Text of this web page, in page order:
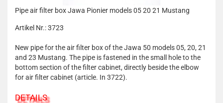
Pipe air filter box Jawa Pionier models 05 20 21 Mustang
Artikel Nr.: 3723
New pipe for the air filter box of the Jawa 50 models 05, 20, 21
and 23 Mustang. The pipe is fastened in the small hole to the
bottom section of the filter cabinet, directly beside the elbow
for air filter cabinet (article. In 3722).
DETAILS